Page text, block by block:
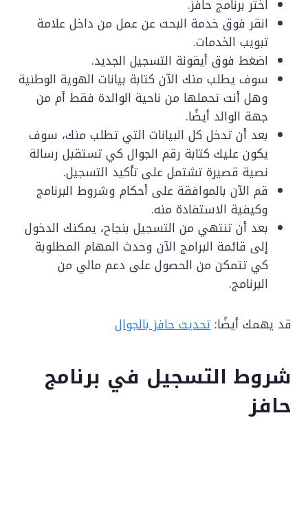
اختر برنامج حافز.
انقر فوق خدمة البحث عن عمل من داخل علامة
تبويب الخدمات.
اضغط فوق أيقونة التسجيل الجديد.
سوف يطلب منك الآن كتابة بيانات الهوية الوطنية
وهل أنت تحملها من ناحية الوالدة فقط أم من
جهة الوالد أيضًا.
بعد أن تدخل كل البيانات التي تطلب منك، سوف
يكون عليك كتابة رقم الجوال كي تستقبل رسالة
نصية قصيرة تشتمل على تأكيد التسجيل.
قم الآن بالموافقة على أحكام وشروط البرنامج
وكيفية الاستفادة منه.
بعد أن تنتهي من التسجيل بنجاح، يمكنك الدخول
إلى قائمة البرامج الآن وحدث المهام المطلوبة
كي تتمكن من الحصول على دعم مالي من
البرنامج.
قد يهمك أيضًا: تحديث حافز بالجوال
شروط التسجيل في برنامج
حافز